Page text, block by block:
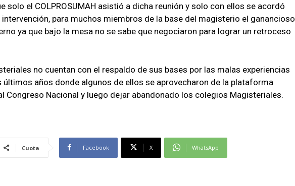
solo el COLPROSUMAH asistió a dicha reunión y solo con ellos se acordó
para muchos miembros de la base del magisterio el ganancioso
ya que bajo la mesa no se sabe que negociaron para lograr un retroceso
no cuentan con el respaldo de sus bases por las malas experiencias
últimos años donde algunos de ellos se aprovecharon de la plataforma
Congreso Nacional y luego dejar abandonado los colegios Magisteriales.
Cuota Facebook X WhatsApp